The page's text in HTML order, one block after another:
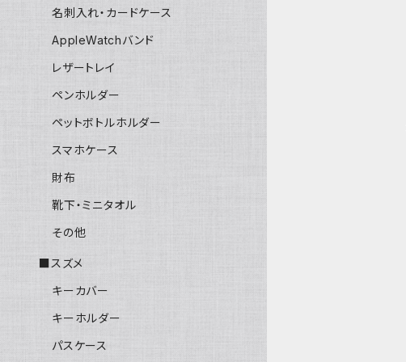
名刺入れ・カードケース
AppleWatchバンド
レザートレイ
ペンホルダー
ペットボトルホルダー
スマホケース
財布
靴下・ミニタオル
その他
■スズメ
キーカバー
キーホルダー
パスケース